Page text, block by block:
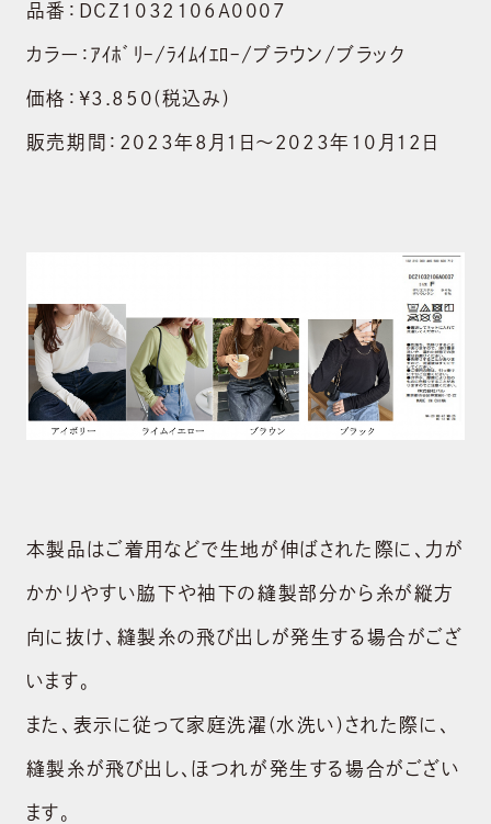
品番：DCZ1032106A0007
カラー：ｱｲﾎﾞﾘｰ/ﾗｲﾑｲｴﾛｰ/ブラウン/ブラック
価格：¥3.850(税込み)
販売期間：2023年8月1日～2023年10月12日
本製品はご着用などで生地が伸ばされた際に、力が
かかりやすい脇下や袖下の縫製部分から糸が縦方
向に抜け、縫製糸の飛び出しが発生する場合がござ
います。
また、表示に従って家庭洗濯(水洗い)された際に、
縫製糸が飛び出し、ほつれが発生する場合がござい
ます。